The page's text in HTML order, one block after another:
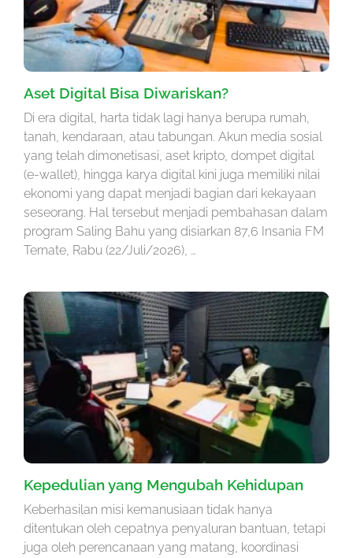
Aset Digital Bisa Diwariskan?
Di era digital, harta tidak lagi hanya berupa rumah,
tanah, kendaraan, atau tabungan. Akun media sosial
yang telah dimonetisasi, aset kripto, dompet digital
(e-wallet), hingga karya digital kini juga memiliki nilai
ekonomi yang dapat menjadi bagian dari kekayaan
seseorang. Hal tersebut menjadi pembahasan dalam
program Saling Bahu yang disiarkan 87,6 Insania FM
Ternate, Rabu (22/Juli/2026), …
Kepedulian yang Mengubah Kehidupan
Keberhasilan misi kemanusiaan tidak hanya
ditentukan oleh cepatnya penyaluran bantuan, tetapi
juga oleh perencanaan yang matang, koordinasi